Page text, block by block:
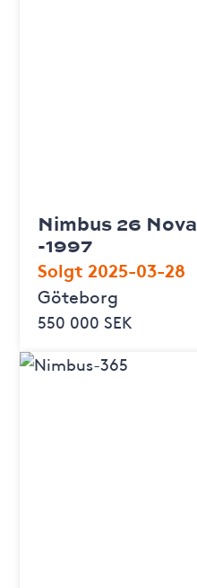
Nimbus 26 Nova
-1997
Solgt 2025-03-28
Göteborg
550 000 SEK